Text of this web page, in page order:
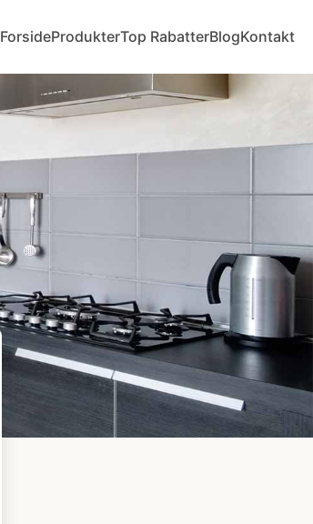
ForsideProdukterTop RabatterBlogKontakt